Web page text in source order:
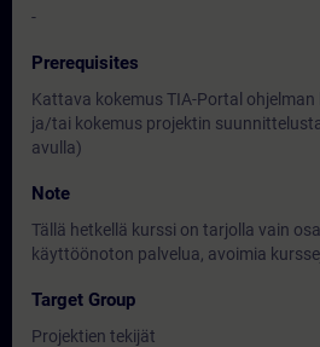
-
Prerequisites
Kattava kokemus TIA-Portal
ja/tai kokemus projektin
avulla)
Note
Tällä hetkellä kurssi on tarjolla vain
käyttöönoton palvelua, avoimia
Target Group
Projektien tekijät